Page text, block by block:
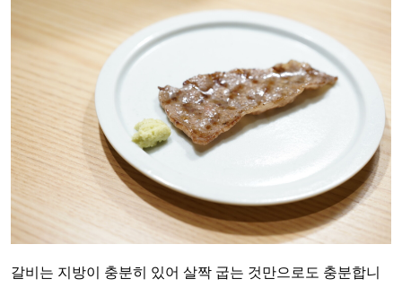
갈비는 지방이 충분히 있어 살짝 굽는 것만으로도 충분합니